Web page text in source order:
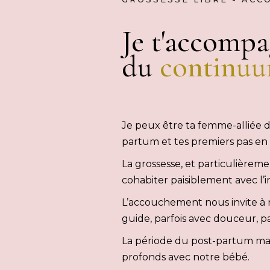
Je
du
Je peux être ta femme-alliée
partum et tes premiers pas
La grossesse, et
cohabiter paisiblement avec
L’accouchement nous invite
guide, parfois avec douceur,
La période du post-partum
profonds avec notre bébé.